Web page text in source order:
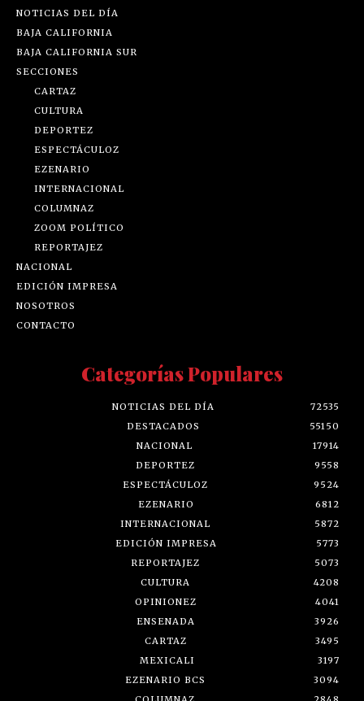
NOTICIAS DEL DÍA
BAJA CALIFORNIA
BAJA CALIFORNIA SUR
SECCIONES
CARTAZ
CULTURA
DEPORTEZ
ESPECTÁCULOZ
EZENARIO
INTERNACIONAL
COLUMNAZ
ZOOM POLÍTICO
REPORTAJEZ
NACIONAL
EDICIÓN IMPRESA
NOSOTROS
CONTACTO
Categorías Populares
NOTICIAS DEL DÍA
72535
DESTACADOS
55150
NACIONAL
17914
DEPORTEZ
9558
ESPECTÁCULOZ
9524
EZENARIO
6812
INTERNACIONAL
5872
EDICIÓN IMPRESA
5773
REPORTAJEZ
5073
CULTURA
4208
OPINIONEZ
4041
ENSENADA
3926
CARTAZ
3495
MEXICALI
3197
EZENARIO BCS
3094